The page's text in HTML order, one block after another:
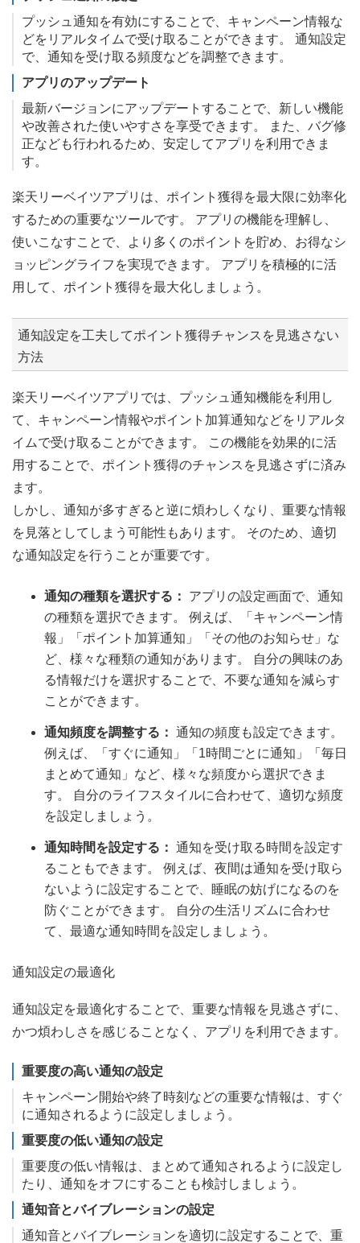
プッシュ通知を有効にすることで、キャンペーン情報な
どをリアルタイムで受け取ることができます。 通知設定
で、通知を受け取る頻度などを調整できます。
アプリのアップデート
最新バージョンにアップデートすることで、新しい機能
や改善された使いやすさを享受できます。 また、バグ修
正なども行われるため、安定してアプリを利用できま
す。
楽天リーベイツアプリは、ポイント獲得を最大限に効率化
するための重要なツールです。 アプリの機能を理解し、
使いこなすことで、より多くのポイントを貯め、お得なシ
ョッピングライフを実現できます。 アプリを積極的に活
用して、ポイント獲得を最大化しましょう。
通知設定を工夫してポイント獲得チャンスを見逃さない
方法
楽天リーベイツアプリでは、プッシュ通知機能を利用し
て、キャンペーン情報やポイント加算通知などをリアルタ
イムで受け取ることができます。 この機能を効果的に活
用することで、ポイント獲得のチャンスを見逃さずに済み
ます。
しかし、通知が多すぎると逆に煩わしくなり、重要な情報
を見落としてしまう可能性もあります。 そのため、適切
な通知設定を行うことが重要です。
通知の種類を選択する：
アプリの設定画面で、通知
の種類を選択できます。 例えば、「キャンペーン情
報」「ポイント加算通知」「その他のお知らせ」な
ど、様々な種類の通知があります。 自分の興味のあ
る情報だけを選択することで、不要な通知を減らす
ことができます。
通知頻度を調整する： 通知の頻度も設定できます。
例えば、「すぐに通知」「1時間ごとに通知」「毎日
まとめて通知」など、様々な頻度から選択できま
す。 自分のライフスタイルに合わせて、適切な頻度
を設定しましょう。
通知時間を設定する： 通知を受け取る時間を設定す
ることもできます。 例えば、夜間は通知を受け取ら
ないように設定することで、睡眠の妨げになるのを
防ぐことができます。 自分の生活リズムに合わせ
て、最適な通知時間を設定しましょう。
通知設定の最適化
通知設定を最適化することで、重要な情報を見逃さずに、
かつ煩わしさを感じることなく、アプリを利用できます。
重要度の高い通知の設定
キャンペーン開始や終了時刻などの重要な情報は、すぐ
に通知されるように設定しましょう。
重要度の低い通知の設定
重要度の低い情報は、まとめて通知されるように設定し
たり、通知をオフにすることも検討しましょう。
通知音とバイブレーションの設定
通知音とバイブレーションを適切に設定することで、重